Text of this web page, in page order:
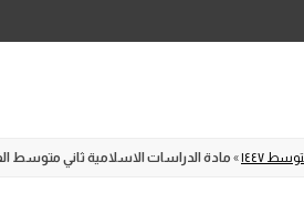
١٤٤٧ » مادة الدراسات الاسلامية ثاني متوسط